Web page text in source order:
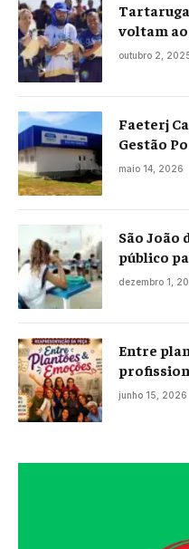
voltam
Praia Seca
outubro 2,
Faeterj
Gestão
maio 14, 2026
São João
público
projeto já
dezembro 1,
Entre
histórias
junho 15, 2026